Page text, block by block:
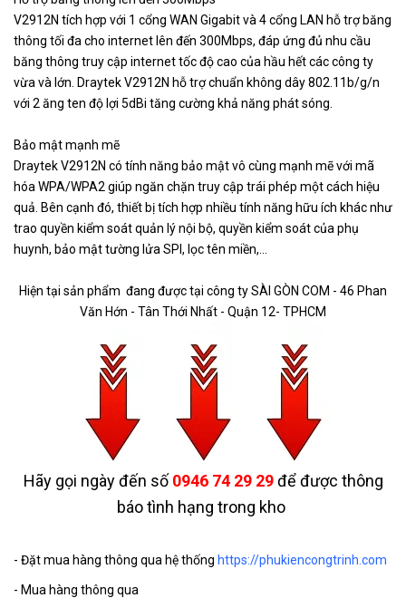
V2912N tích hợp với 1 cổng WAN Gigabit và 4 cổng LAN hỗ trợ băng
thông tối đa cho internet lên đến 300Mbps, đáp ứng đủ nhu cầu
băng thông truy cập internet tốc độ cao của hầu hết các công ty
vừa và lớn. Draytek V2912N hỗ trợ chuẩn không dây 802.11b/g/n
với 2 ăng ten độ lợi 5dBi tăng cường khả năng phát sóng.
Bảo mật mạnh mẽ
Draytek V2912N có tính năng bảo mật vô cùng mạnh mẽ với mã
hóa WPA/WPA2 giúp ngăn chặn truy cập trái phép một cách hiệu
quả. Bên cạnh đó, thiết bị tích hợp nhiều tính năng hữu ích khác như
trao quyền kiểm soát quản lý nội bộ, quyền kiểm soát của phụ
huynh, bảo mật tường lửa SPI, lọc tên miền,...
Hiện tại sản phẩm đang được tại công ty SÀI GÒN COM - 46 Phan
Văn Hớn - Tân Thới Nhất - Quận 12- TPHCM
Hãy gọi ngày đến số0946 74 29 29để được thông
báo tình hạng trong kho
- Đặt mua hàng thông qua hệ thống https://phukiencongtrinh.com
- Mua hàng thông qua